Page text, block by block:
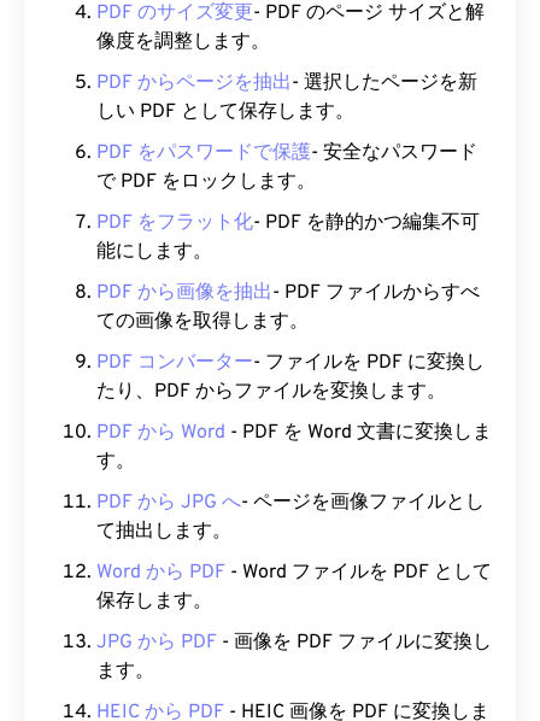
PDF のサイズ変更- PDF のページ サイズと解
像度を調整します。
PDF からページを抽出- 選択したページを新
しい PDF として保存します。
PDF をパスワードで保護- 安全なパスワード
で PDF をロックします。
PDF をフラット化- PDF を静的かつ編集不可
能にします。
PDF から画像を抽出- PDF ファイルからすべ
ての画像を取得します。
PDF コンバーター- ファイルを PDF に変換し
たり、PDF からファイルを変換します。
PDF から Word - PDF を Word 文書に変換しま
す。
PDF から JPG へ- ページを画像ファイルとし
て抽出します。
Word から PDF - Word ファイルを PDF として
保存します。
JPG から PDF - 画像を PDF ファイルに変換し
ます。
HEIC から PDF - HEIC 画像を PDF に変換しま